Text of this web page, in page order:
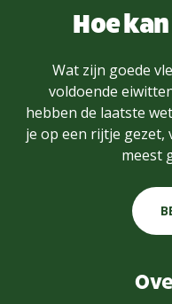
Hoe
Wat zijn goede
voldoende
hebben de laatste
je op een rijtje gezet,
meest